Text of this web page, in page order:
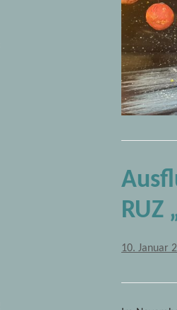
RUZ
10. Januar